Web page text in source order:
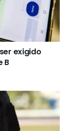
exigido
B